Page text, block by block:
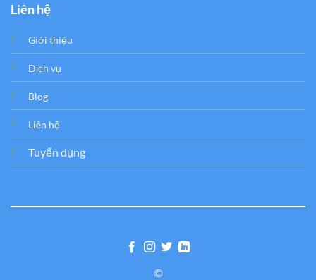
Liên hệ
Giới thiệu
Dịch vụ
Blog
Liên hệ
Tuyển dụng
©